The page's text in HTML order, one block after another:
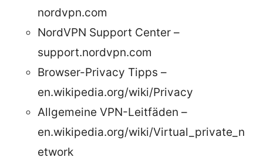
nordvpn.com
NordVPN Support Center –
support.nordvpn.com
Browser-Privacy Tipps –
en.wikipedia.org/wiki/Privacy
Allgemeine VPN-Leitfäden –
en.wikipedia.org/wiki/Virtual_private_n
etwork